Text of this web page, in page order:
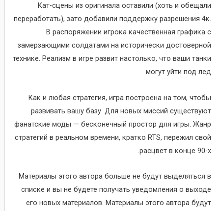
Кат-сцены из оригинала оставили (хоть и обещали
переработать), зато добавили поддержку разрешения 4к.
В распоряжении игрока качественная графика с
замерзающими солдатами на исторически достоверной
технике. Реализм в игре развит настолько, что ваши танки
могут уйти под лед.
Как и любая стратегия, игра построена на том, чтобы
развивать вашу базу. Для новых миссий существуют
фанатские моды — бесконечный простор для игры. Жанр
стратегий в реальном времени, кратко RTS, пережил свой
расцвет в конце 90-х.
Материалы этого автора больше не будут выделяться в
списке и вы не будете получать уведомления о выходе
его новых материалов. Материалы этого автора будут